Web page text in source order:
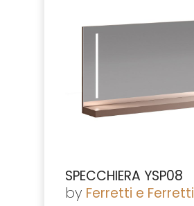
SPECCHIERA YSP08
by Ferretti e Ferretti